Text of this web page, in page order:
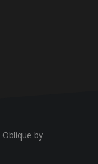
Oblique by